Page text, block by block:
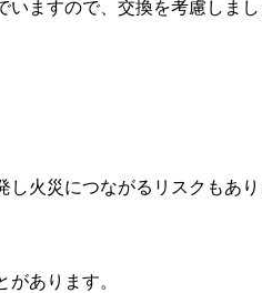
ますので、交換を考慮しまし
火災につながるリスクもあり
あります。